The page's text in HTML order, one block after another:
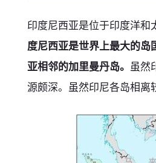
印度尼西亚是位于印度洋和
度尼西亚是世界上最大的
亚相邻的加里曼丹岛。 虽然
源颇深。虽然印尼各岛相离